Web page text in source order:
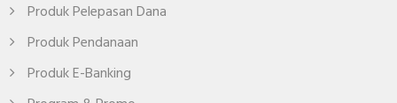
Produk Pelepasan Dana
Produk Pendanaan
Produk E-Banking